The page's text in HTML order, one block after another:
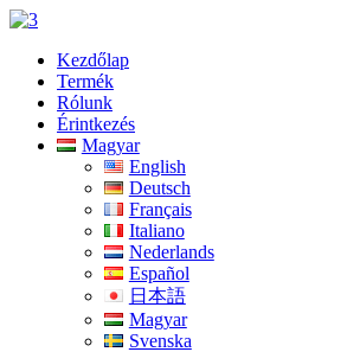
Ugrás
tartalomhozKezdőlap
Termék
Rólunk
Érintkezés
Magyar
English
Deutsch
Français
Italiano
Nederlands
Español
日本語
Magyar
Svenska